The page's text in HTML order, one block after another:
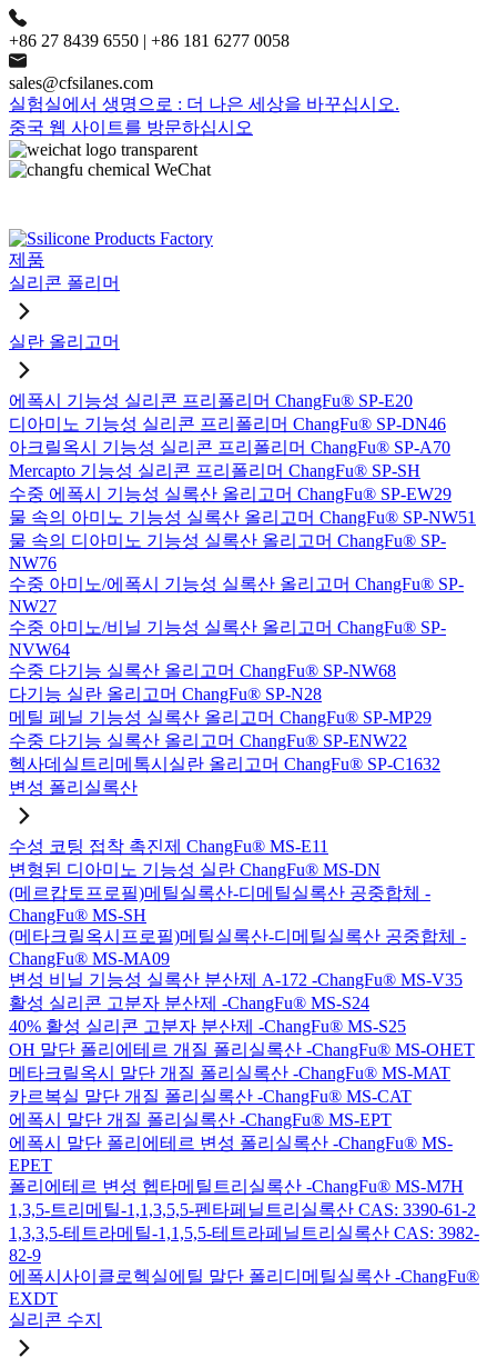
+86 27 8439 6550 | +86 181 6277 0058
sales@cfsilanes.com
실험실에서 생명으로 : 더 나은 세상을 바꾸십시오.
중국 웹 사이트를 방문하십시오
제품
실리콘 폴리머
실란 올리고머
에폭시 기능성 실리콘 프리폴리머 ChangFu® SP-E20
디아미노 기능성 실리콘 프리폴리머 ChangFu® SP-DN46
아크릴옥시 기능성 실리콘 프리폴리머 ChangFu® SP-A70
Mercapto 기능성 실리콘 프리폴리머 ChangFu® SP-SH
수중 에폭시 기능성 실록산 올리고머 ChangFu® SP-EW29
물 속의 아미노 기능성 실록산 올리고머 ChangFu® SP-NW51
물 속의 디아미노 기능성 실록산 올리고머 ChangFu® SP-
NW76
수중 아미노/에폭시 기능성 실록산 올리고머 ChangFu® SP-
NW27
수중 아미노/비닐 기능성 실록산 올리고머 ChangFu® SP-
NVW64
수중 다기능 실록산 올리고머 ChangFu® SP-NW68
다기능 실란 올리고머 ChangFu® SP-N28
메틸 페닐 기능성 실록산 올리고머 ChangFu® SP-MP29
수중 다기능 실록산 올리고머 ChangFu® SP-ENW22
헥사데실트리메톡시실란 올리고머 ChangFu® SP-C1632
변성 폴리실록산
수성 코팅 접착 촉진제 ChangFu® MS-E11
변형된 디아미노 기능성 실란 ChangFu® MS-DN
(메르캅토프로필)메틸실록산-디메틸실록산 공중합체 -
ChangFu® MS-SH
(메타크릴옥시프로필)메틸실록산-디메틸실록산 공중합체 -
ChangFu® MS-MA09
변성 비닐 기능성 실록산 분산제 A-172 -ChangFu® MS-V35
활성 실리콘 고분자 분산제 -ChangFu® MS-S24
40% 활성 실리콘 고분자 분산제 -ChangFu® MS-S25
OH 말단 폴리에테르 개질 폴리실록산 -ChangFu® MS-OHET
메타크릴옥시 말단 개질 폴리실록산 -ChangFu® MS-MAT
카르복실 말단 개질 폴리실록산 -ChangFu® MS-CAT
에폭시 말단 개질 폴리실록산 -ChangFu® MS-EPT
에폭시 말단 폴리에테르 변성 폴리실록산 -ChangFu® MS-
EPET
폴리에테르 변성 헵타메틸트리실록산 -ChangFu® MS-M7H
1,3,5-트리메틸-1,1,3,5,5-펜타페닐트리실록산 CAS: 3390-61-2
1,3,3,5-테트라메틸-1,1,5,5-테트라페닐트리실록산 CAS: 3982-
82-9
에폭시사이클로헥실에틸 말단 폴리디메틸실록산 -ChangFu®
EXDT
실리콘 수지